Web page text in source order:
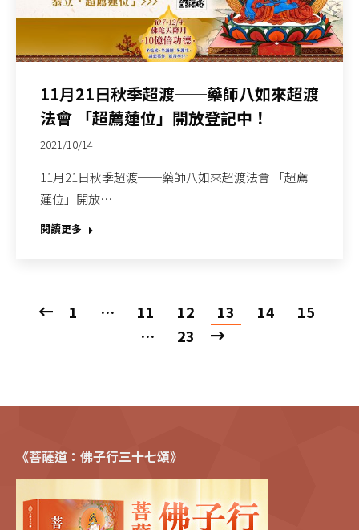
11月21日秋季超渡──藥師八如來超渡
法會 「超薦蓮位」開放登記中！
2021/10/14
11月21日秋季超渡──藥師八如來超渡法會 「超薦
蓮位」開放…
閱讀更多
1 … 11 12 13 14
15
…
23
《菩薩道：佛子行三十七頌》